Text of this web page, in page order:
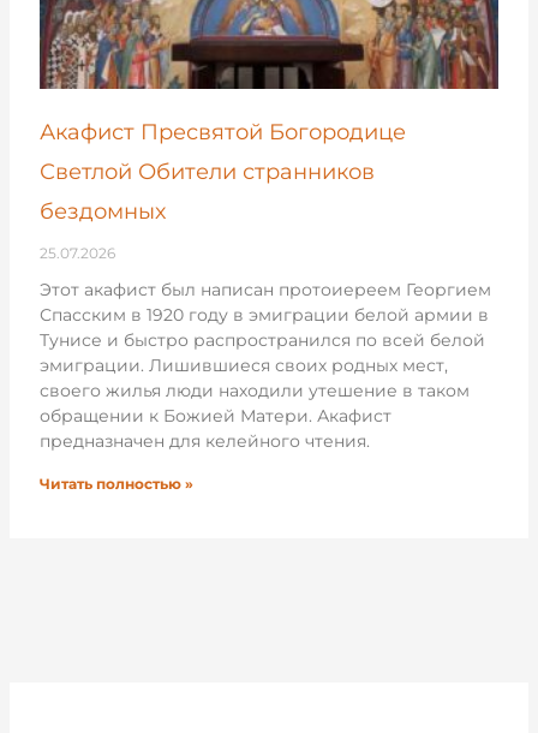
Акафист Пресвятой Богородице
Светлой Обители странников
бездомных
25.07.2026
Этот акафист был написан протоиереем Георгием
Спасским в 1920 году в эмиграции белой армии в
Тунисе и быстро распространился по всей белой
эмиграции. Лишившиеся своих родных мест,
своего жилья люди находили утешение в таком
обращении к Божией Матери. Акафист
предназначен для келейного чтения.
Читать полностью »